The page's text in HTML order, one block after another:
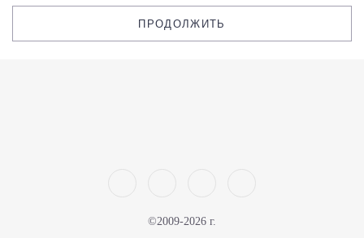
ПРОДОЛЖИТЬ
©2009-2026 г.